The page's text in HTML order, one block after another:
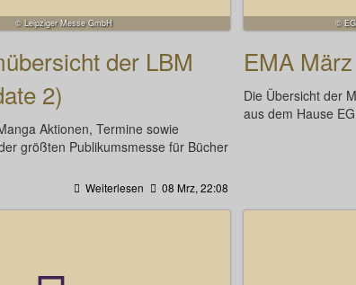
© Leipziger Messe GmbH
der LBM
2)
Aktionen, Termine sowie
größten Publikumsmesse für Bücher
Weiterlesen 08 Mrz, 22:08
©
EMA
Die Übersicht der
aus dem Hause